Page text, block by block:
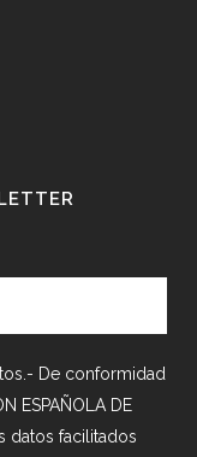
De conformidad
ESPAÑOLA DE
datos facilitados